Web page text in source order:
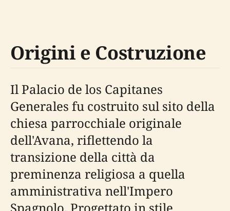
Origini e Costruzione
Il Palacio de los Capitanes
Generales fu costruito sul sito della
chiesa parrocchiale originale
dell'Avana, riflettendo la
transizione della città da
preminenza religiosa a quella
amministrativa nell'Impero